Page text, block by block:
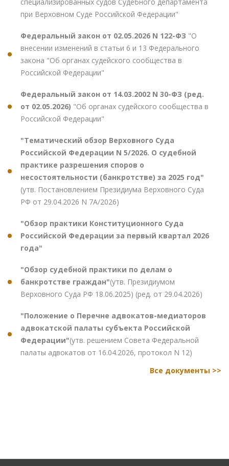
при Верховном Суде Российской Федерации"
Федеральный закон от 02.05.2026 N 122-ФЗ "О
внесении изменений в статьи 6 и 13 Федерального
закона "Об органах судейского сообщества в
Российской Федерации"
Федеральный закон от 14.03.2002 N 30-ФЗ (ред.
от 02.05.2026) "Об органах судейского сообщества в
Российской Федерации"
"Тематический обзор Верховного Суда
Российской Федерации N 5/2026. О судебной
практике разрешения споров о
несостоятельности (банкротстве) за 2025 год"
(утв. Постановлением Президиума Верховного Суда
РФ от 29.04.2026 N 7А/2026)
"Обзор практики Конституционного Суда
Российской Федерации за первый квартал 2026
года"
"Обзор судебной практики по делам о
банкротстве граждан"(утв. Президиумом
Верховного Суда РФ 18.06.2025) (ред. от 29.04.2026)
"Положение о Перечне адвокатов-медиаторов
адвокатской палаты субъекта Российской
Федерации"(утв. решением Совета Федеральной
палаты адвокатов от 16.04.2026, протокол N 12)
Все документы >>